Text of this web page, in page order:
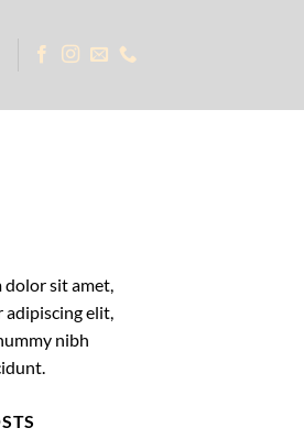
dolor sit amet,
elit,
nibh